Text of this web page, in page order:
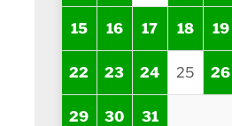
15 16 17 18 19
22 23 24 25 26
29 30 31